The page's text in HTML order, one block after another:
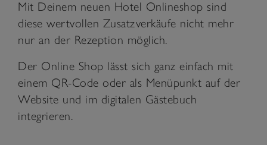
Mit Deinem neuen Hotel Onlineshop sind
diese wertvollen Zusatzverkäufe nicht mehr
nur an der Rezeption möglich.
Der Online Shop lässt sich ganz einfach mit
einem QR-Code oder als Menüpunkt auf der
Website und im digitalen Gästebuch
integrieren.